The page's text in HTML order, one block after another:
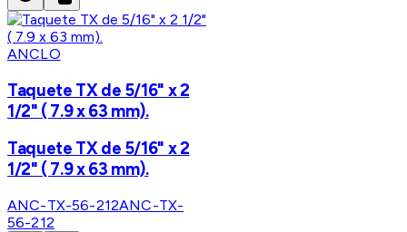
ANCLO
Taquete TX de 5/16" x 2
1/2" ( 7.9 x 63 mm).
Taquete TX de 5/16" x 2
1/2" ( 7.9 x 63 mm).
ANC-TX-56-212ANC-TX-
56-212